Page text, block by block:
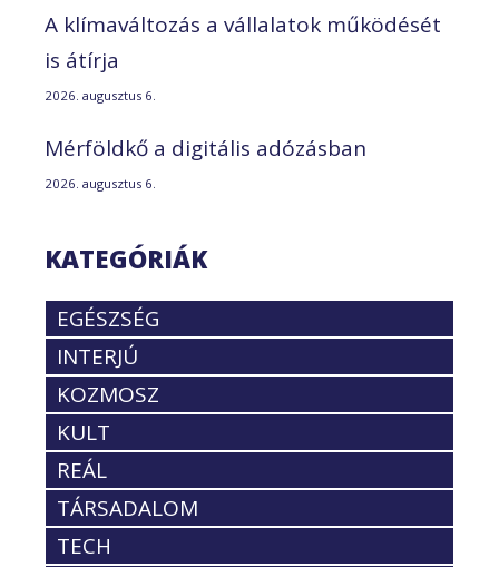
A klímaváltozás a vállalatok működését
is átírja
2026. augusztus 6.
Mérföldkő a digitális adózásban
2026. augusztus 6.
KATEGÓRIÁK
EGÉSZSÉG
INTERJÚ
KOZMOSZ
KULT
REÁL
TÁRSADALOM
TECH